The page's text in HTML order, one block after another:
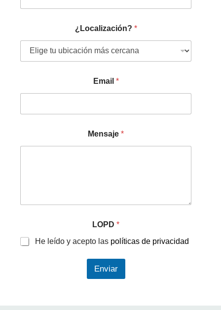
¿Localización? *
Email *
Mensaje*
LOPD*
He leído y acepto las políticas de privacidad
Enviar